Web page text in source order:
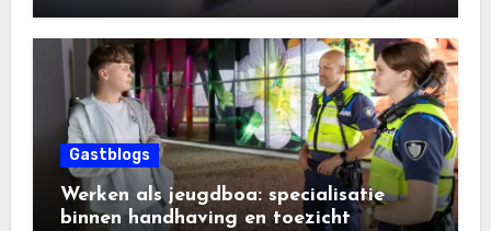
Gastblogs
Werken als jeugdboa: specialisatie
binnen handhaving en toezicht